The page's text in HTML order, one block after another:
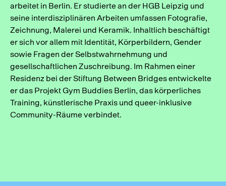
arbeitet in Berlin. Er studierte an der HGB Leipzig und
seine interdisziplinären Arbeiten umfassen Fotografie,
Zeichnung, Malerei und Keramik. Inhaltlich beschäftigt
er sich vor allem mit Identität, Körperbildern, Gender
sowie Fragen der Selbstwahrnehmung und
gesellschaftlichen Zuschreibung. Im Rahmen einer
Residenz bei der Stiftung Between Bridges entwickelte
er das Projekt Gym Buddies Berlin, das körperliches
Training, künstlerische Praxis und queer-inklusive
Community-Räume verbindet.